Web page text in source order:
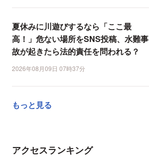
夏休みに川遊びするなら「ここ最
高！」危ない場所をSNS投稿、水難事
故が起きたら法的責任を問われる？
2026年08月09日 07時37分
もっと見る
アクセスランキング